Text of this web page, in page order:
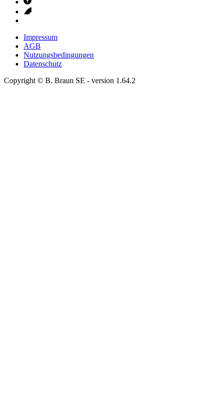
Impressum
AGB
Nutzungsbedingungen
Datenschutz
Copyright © B. Braun SE - version 1.64.2